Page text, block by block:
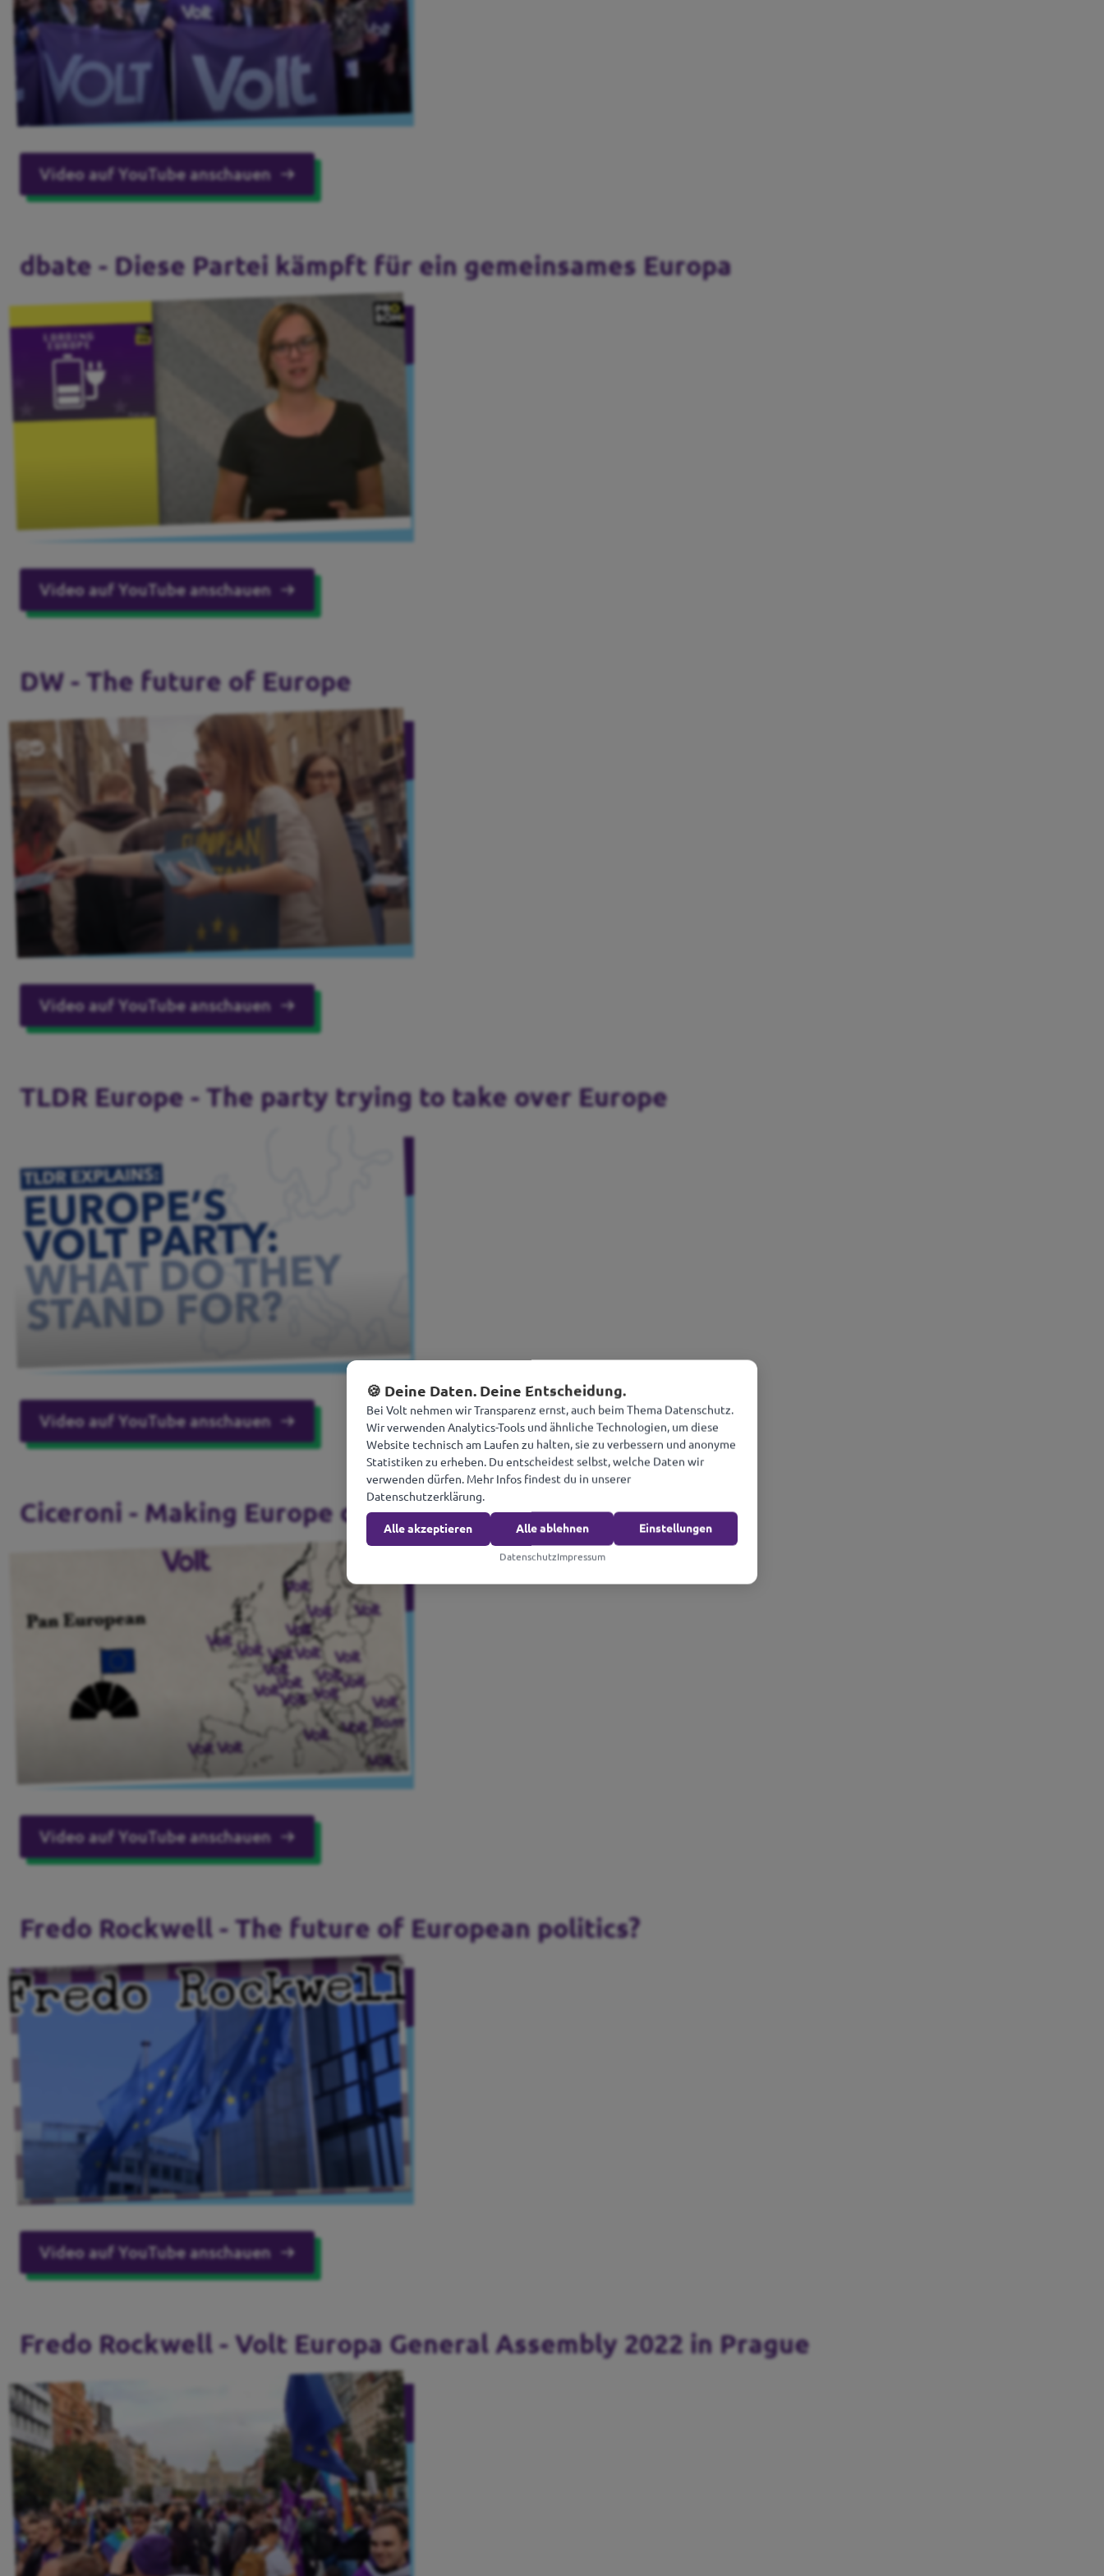
Volt Deutschland Merchandise Shop
Unsere Events
Kennenlernen und mitmachen
Deine Spende für Volt!
Jobs bei Volt
Events
Transparenz
Video auf YouTube anschauen
dbate - Diese Partei kämpft für ein gemeinsames Europa
Video auf YouTube anschauen
DW - The future of Europe
Video auf YouTube anschauen
TLDR Europe - The party trying to take over Europe
Video auf YouTube anschauen
Ciceroni - Making Europe democratic
Video auf YouTube anschauen
Fredo Rockwell - The future of European politics?
Video auf YouTube anschauen
Fredo Rockwell - Volt Europa General Assembly 2022 in Prague
🍪 Deine Daten. Deine Entscheidung.
Bei Volt nehmen wir Transparenz ernst, auch beim Thema Datenschutz.
Wir verwenden Analytics-Tools und ähnliche Technologien, um diese
Website technisch am Laufen zu halten, sie zu verbessern und anonyme
Statistiken zu erheben. Du entscheidest selbst, welche Daten wir
verwenden dürfen. Mehr Infos findest du in unserer
Datenschutzerklärung.
Alle akzeptieren Alle ablehnen Einstellungen
DatenschutzImpressum